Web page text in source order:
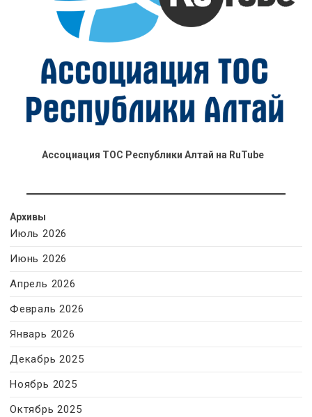
Ассоциация ТОС Республики Алтай на RuTube
Архивы
Июль 2026
Июнь 2026
Апрель 2026
Февраль 2026
Январь 2026
Декабрь 2025
Ноябрь 2025
Октябрь 2025